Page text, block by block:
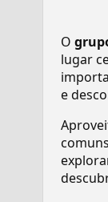
O
lugar
e